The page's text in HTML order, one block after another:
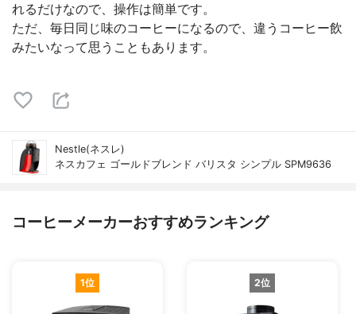
れるだけなので、操作は簡単です。
ただ、毎日同じ味のコーヒーになるので、違うコーヒー飲
みたいなって思うこともあります。
Nestle(ネスレ)
ネスカフェ ゴールドブレンド バリスタ シンプル SPM9636
コーヒーメーカーおすすめランキング
1位 2位